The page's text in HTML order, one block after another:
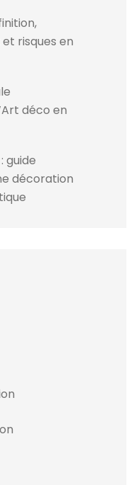
risques en
déco en
guide
décoration